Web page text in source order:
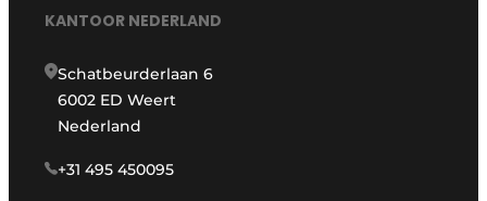
KANTOOR NEDERLAND
Schatbeurderlaan 6
6002 ED Weert
Nederland
+31 495 450095